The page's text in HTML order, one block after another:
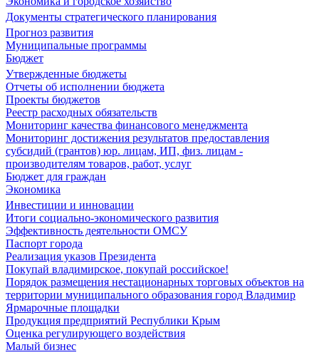
Документы стратегического планирования
Прогноз развития
Муниципальные программы
Бюджет
Утвержденные бюджеты
Отчеты об исполнении бюджета
Проекты бюджетов
Реестр расходных обязательств
Мониторинг качества финансового менеджмента
Мониторинг достижения результатов предоставления
субсидий (грантов) юр. лицам, ИП, физ. лицам -
производителям товаров, работ, услуг
Бюджет для граждан
Экономика
Инвестиции и инновации
Итоги социально-экономического развития
Эффективность деятельности ОМСУ
Паспорт города
Реализация указов Президента
Покупай владимирское, покупай российское!
Порядок размещения нестационарных торговых объектов на
территории муниципального образования город Владимир
Ярмарочные площадки
Продукция предприятий Республики Крым
Оценка регулирующего воздействия
Малый бизнес